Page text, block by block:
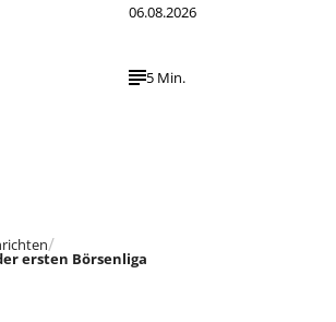
06.08.2026
5 Min.
ersten Börsenliga